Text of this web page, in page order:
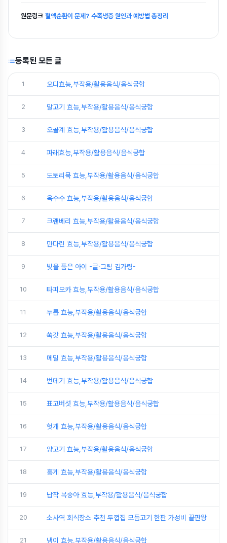
원문링크 혈액순환이 문제? 수족냉증 원인과 예방법 총정리
등록된 모든 글
1 오디효능,부작용/활용음식/음식궁합
2 말고기 효능,부작용/활용음식/음식궁합
3 오골계 효능,부작용/활용음식/음식궁합
4 파래효능,부작용/활용음식/음식궁합
5 도토리묵 효능,부작용/활용음식/음식궁합
6 옥수수 효능,부작용/활용음식/음식궁합
7 크랜베리 효능,부작용/활용음식/음식궁합
8 만다린 효능,부작용/활용음식/음식궁합
9 빛을 품은 아이 -글·그림 김가령-
10 타피오카 효능,부작용/활용음식/음식궁합
11 두릅 효능,부작용/활용음식/음식궁합
12 쑥갓 효능,부작용/활용음식/음식궁합
13 메밀 효능,부작용/활용음식/음식궁합
14 번데기 효능,부작용/활용음식/음식궁합
15 표고버섯 효능,부작용/활용음식/음식궁합
16 헛개 효능,부작용/활용음식/음식궁합
17 양고기 효능,부작용/활용음식/음식궁합
18 홍게 효능,부작용/활용음식/음식궁합
19 납작 복숭아 효능,부작용/활용음식/음식궁합
20 소사역 회식장소 추천 두껍집 모듬고기 한판 가성비 끝판왕
21 냉이 효능,부작용/활용음식/음식궁합